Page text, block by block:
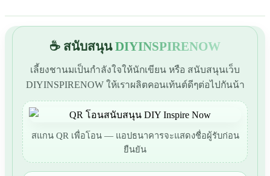
☕ สนับสนุนDIYINSPIRENOW
เลี้ยงชานมเป็นกำลังใจให้นักเขียน หรือ สนับสนุนเว็บ
DIYINSPIRENOW ให้เราผลิตคอนเท้นต์ดีๆต่อไปกันน้า
สแกน QR เพื่อโอน — แอปธนาคารจะแสดงชื่อผู้รับก่อน
ยืนยัน